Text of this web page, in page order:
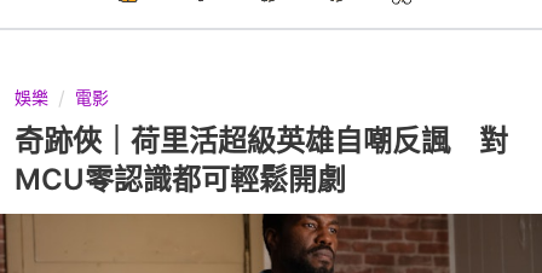
娛樂 電影
奇跡俠｜荷里活超級英雄自嘲反諷 對
MCU零認識都可輕鬆開劇